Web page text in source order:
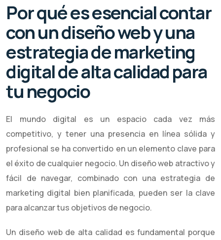
Por qué es esencial contar
con un diseño web y una
estrategia de marketing
digital de alta calidad para
tu negocio
El mundo digital es un espacio cada vez más
competitivo, y tener una presencia en línea sólida y
profesional se ha convertido en un elemento clave para
el éxito de cualquier negocio. Un diseño web atractivo y
fácil de navegar, combinado con una estrategia de
marketing digital bien planificada, pueden ser la clave
para alcanzar tus objetivos de negocio.
Un diseño web de alta calidad es fundamental porque